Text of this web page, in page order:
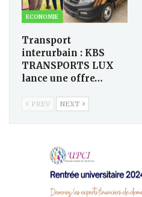
ECONOMIE
Transport
interurbain : KBS
TRANSPORTS LUX
lance une offre…
PREV NEXT